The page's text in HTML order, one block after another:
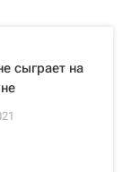
сыграет на